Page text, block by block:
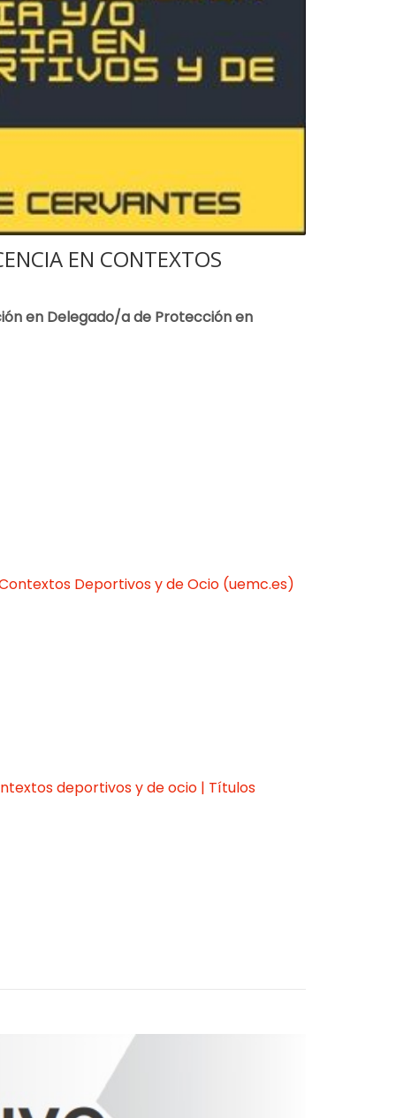
EN CONTEXTOS
en Delegado/a de Protección en
Deportivos y de Ocio (uemc.es)
deportivos y de ocio | Títulos